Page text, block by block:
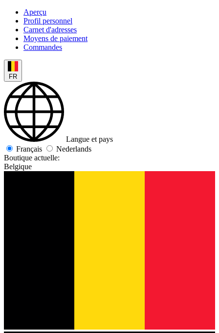
Aperçu
Profil personnel
Carnet d'adresses
Moyens de paiement
Commandes
FR
Langue et pays
Français
Nederlands
Boutique actuelle:
Belgique